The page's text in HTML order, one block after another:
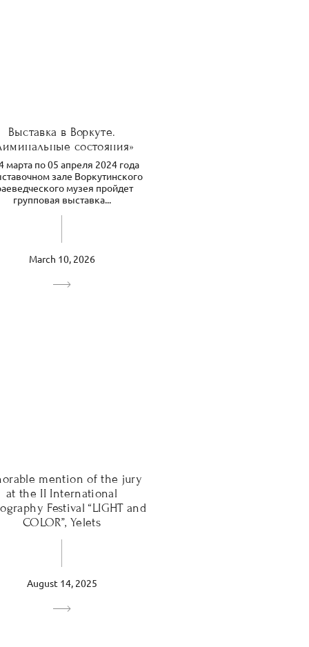
Выставка в Воркуте.
состояния»
марта по 05 апреля 2024 года
зале Воркутинского
музея пройдет
групповая выставка...
March 10, 2026
mention of the jury
at the II International
Festival “LIGHT and
COLOR”, Yelets
August 14, 2025